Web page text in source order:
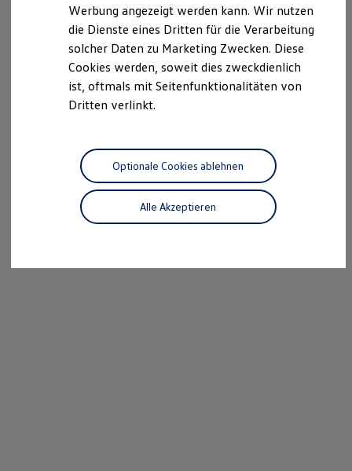
Kostensimulator
Autonomes Fahren
Mehr zum ID. Buzz
California Welt
California Club
California Magazin & Ratgeber
California Reisen & Erlebnisse
California App
California Lifestyle & Zubehör
Übernachten im California
Unternehmen
Karriere im Autohaus
Werbung angezeigt werden kann. Wir nutzen
die Dienste eines Dritten für die Verarbeitung
solcher Daten zu Marketing Zwecken. Diese
Cookies werden, soweit dies zweckdienlich
ist, oftmals mit Seitenfunktionalitäten von
Dritten verlinkt.
Alle Akzeptieren
Optionale Cookies ablehnen